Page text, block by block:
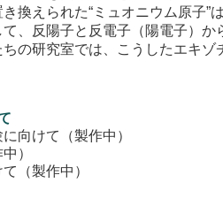
換えられた“ミュオニウム原子”
、反陽子と反電子（陽電子）か
の研究室では、こうしたエキゾ
向けて（製作中）
）
（製作中）